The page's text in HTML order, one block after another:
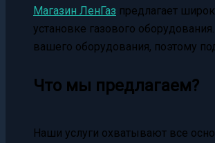
Магазин ЛенГаз предлагает
установке газового
вашего оборудования, поэтому
Что мы предлагаем?
Наши услуги охватывают все